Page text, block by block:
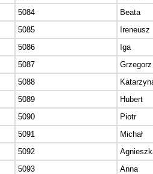
5084 Beata
5085 Ireneusz
5086 Iga
5087 Grzegorz
5088
5089 Hubert
5090 Piotr
5091 Michał
5092
5093 Anna